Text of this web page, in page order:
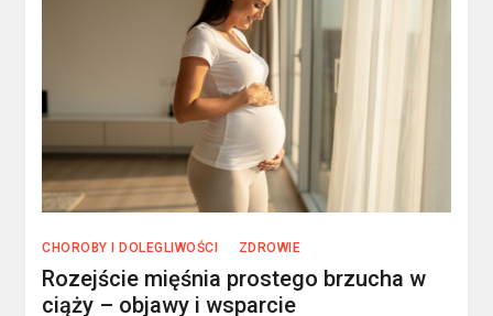
CHOROBY I DOLEGLIWOŚCI ZDROWIE
Rozejście mięśnia prostego brzucha w
ciąży – objawy i wsparcie